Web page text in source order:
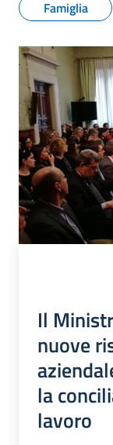
Famiglia
Il
nuove
la
lavoro